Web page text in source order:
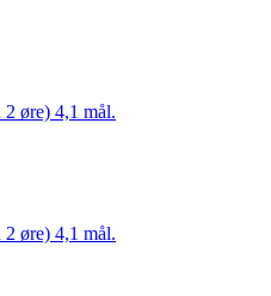
øre) 4,1 mål.
øre) 4,1 mål.